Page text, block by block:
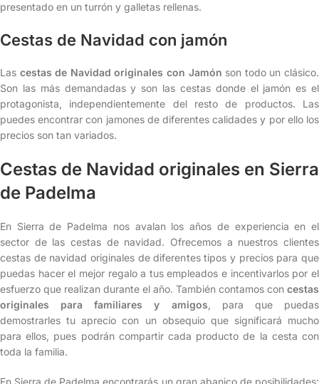
presentado en un turrón y galletas rellenas.
Cestas de Navidad con jamón
Las cestas de Navidad originales con Jamón son todo un clásico.
Son las más demandadas y son las cestas donde el jamón es el
protagonista, independientemente del resto de productos. Las
puedes encontrar con jamones de diferentes calidades y por ello los
precios son tan variados.
Cestas de Navidad originales en Sierra
de Padelma
En Sierra de Padelma nos avalan los años de experiencia en el
sector de las cestas de navidad. Ofrecemos a nuestros clientes
cestas de navidad originales de diferentes tipos y precios para que
puedas hacer el mejor regalo a tus empleados e incentivarlos por el
esfuerzo que realizan durante el año. También contamos con cestas
originales para familiares y amigos , para que puedas
demostrarles tu aprecio con un obsequio que significará mucho
para ellos, pues podrán compartir cada producto de la cesta con
toda la familia.
En Sierra de Padelma encontrarás un gran abanico de posibilidades: